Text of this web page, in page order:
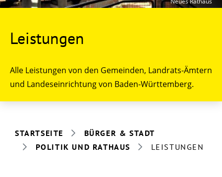
Leistungen
Alle Leistungen von den Gemeinden, Landrats-Ämtern
und Landeseinrichtung von Baden-Württemberg.
STARTSEITE
BÜRGER & STADT
POLITIK UND RATHAUS
LEISTUNGEN